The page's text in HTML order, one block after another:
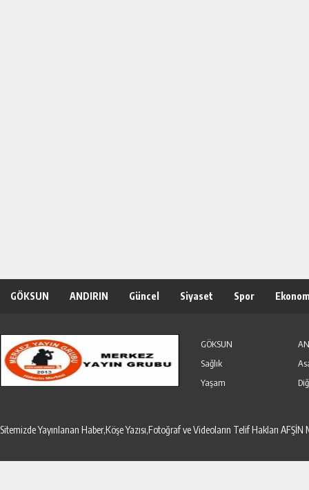
GÖKSUN ANDIRIN Güncel Siyaset Spor
GÖKSUN
Sağlık
Yaşam
Sitemizde Yayınlanan Haber,Köşe Yazısı,Fotoğraf ve Videoların Telif Hakları